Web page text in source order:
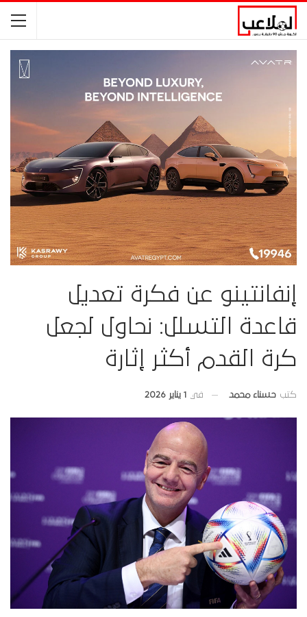
إنفانتينو عن فكرة تعديل
قاعدة التسلل: نحاول لجعل
كرة القدم أكثر إثارة
كتب حسناء محمد في 1 يناير 2026